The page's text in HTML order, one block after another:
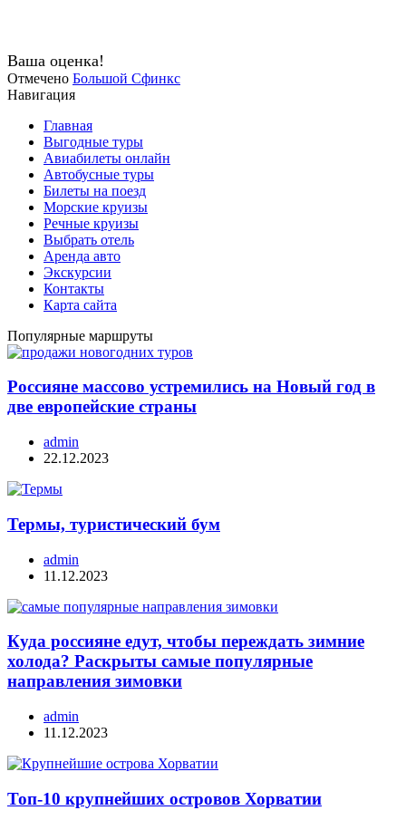
Ваша оценка!
Отмечено Большой Сфинкс
Навигация
Главная
Выгодные туры
Авиабилеты онлайн
Автобусные туры
Билеты на поезд
Морские круизы
Речные круизы
Выбрать отель
Аренда авто
Экскурсии
Контакты
Карта сайта
Популярные маршруты
Россияне массово устремились на Новый год в
две европейские страны
admin
22.12.2023
Термы, туристический бум
admin
11.12.2023
Куда россияне едут, чтобы переждать зимние
холода? Раскрыты самые популярные
направления зимовки
admin
11.12.2023
Топ-10 крупнейших островов Хорватии